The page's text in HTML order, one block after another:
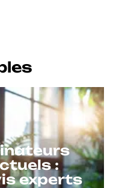
:
experts